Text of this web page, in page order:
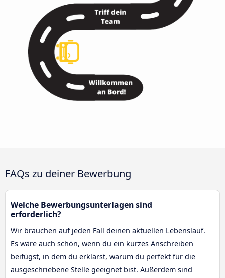
FAQs zu deiner Bewerbung
Welche Bewerbungsunterlagen sind
erforderlich?
Wir brauchen auf jeden Fall deinen aktuellen Lebenslauf.
Es wäre auch schön, wenn du ein kurzes Anschreiben
beifügst, in dem du erklärst, warum du perfekt für die
ausgeschriebene Stelle geeignet bist. Außerdem sind